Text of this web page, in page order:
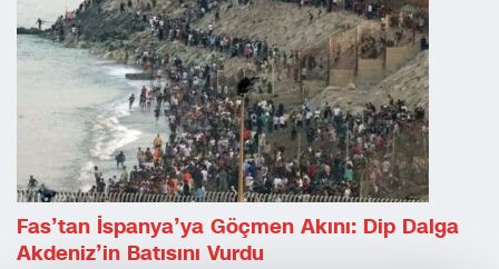
Fas’tan İspanya’ya Göçmen Akını: Dip Dalga
Akdeniz’in Batısını Vurdu